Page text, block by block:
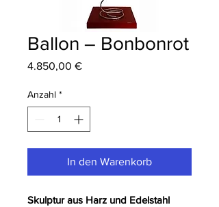
Ballon – Bonbonrot
4.850,00 €Preis
Anzahl *
In den Warenkorb
Skulptur aus Harz und Edelstahl